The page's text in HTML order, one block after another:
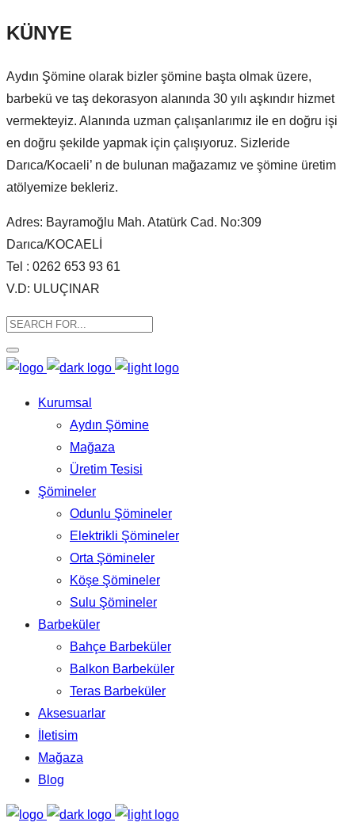
KÜNYE
Aydın Şömine olarak bizler şömine başta olmak üzere,
barbekü ve taş dekorasyon alanında 30 yılı aşkındır hizmet
vermekteyiz. Alanında uzman çalışanlarımız ile en doğru işi
en doğru şekilde yapmak için çalışıyoruz. Sizleride
Darıca/Kocaeli’ n de bulunan mağazamız ve şömine üretim
atölyemize bekleriz.
Adres: Bayramoğlu Mah. Atatürk Cad. No:309
Darıca/KOCAELİ
Tel : 0262 653 93 61
V.D: ULUÇINAR
Kurumsal
Aydın Şömine
Mağaza
Üretim Tesisi
Şömineler
Odunlu Şömineler
Elektrikli Şömineler
Orta Şömineler
Köşe Şömineler
Sulu Şömineler
Barbeküler
Bahçe Barbeküler
Balkon Barbeküler
Teras Barbeküler
Aksesuarlar
İletisim
Mağaza
Blog